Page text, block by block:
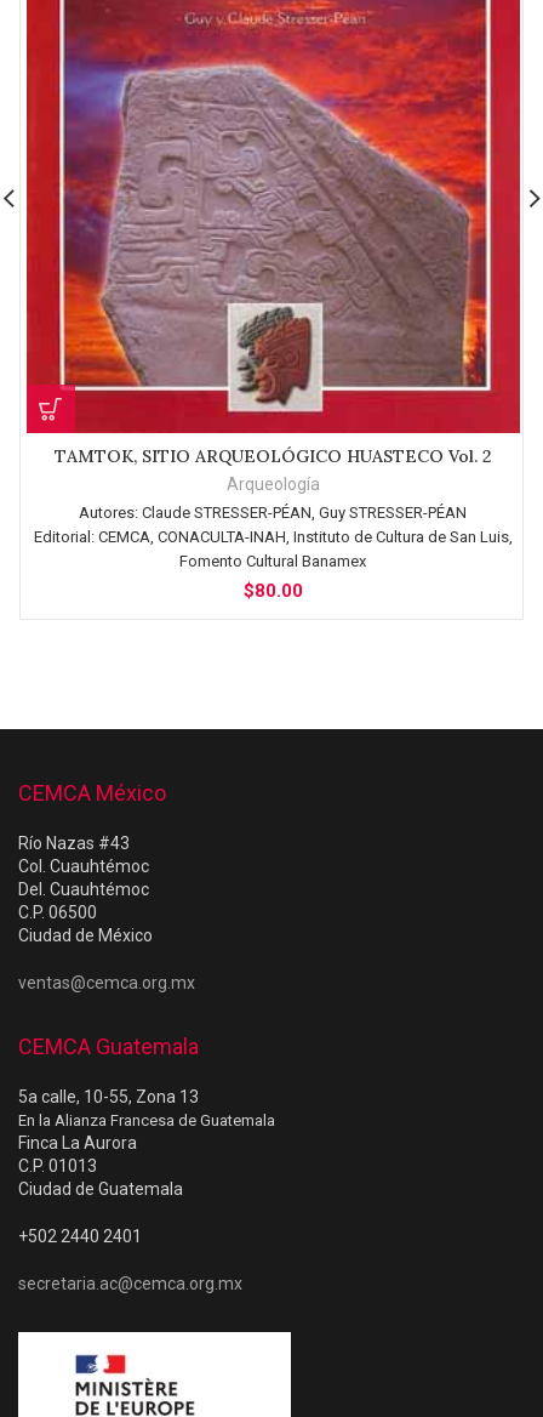
TAMTOK, SITIO ARQUEOLÓGICO HUASTECO Vol. 2
Arqueología
Autores: Claude STRESSER-PÉAN, Guy STRESSER-PÉAN
Editorial:CEMCA, CONACULTA-INAH, Instituto de Cultura de San Luis,
Fomento Cultural Banamex
$80.00
CEMCA México
Río Nazas #43
Col. Cuauhtémoc
Del. Cuauhtémoc
C.P. 06500
Ciudad de México
ventas@cemca.org.mx
CEMCA Guatemala
5a calle, 10-55, Zona 13
En la Alianza Francesa de Guatemala
Finca La Aurora
C.P. 01013
Ciudad de Guatemala
+502 2440 2401
secretaria.ac@cemca.org.mx